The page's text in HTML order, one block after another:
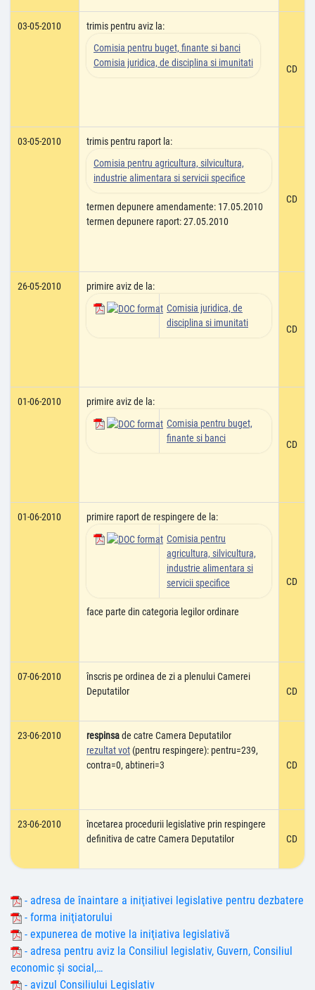
03-05-2010
trimis pentru aviz la:
Comisia pentru buget, finante si banci
Comisia juridica, de disciplina si imunitati
CD
03-05-2010
trimis pentru raport la:
Comisia pentru agricultura, silvicultura,
industrie alimentara si servicii specifice
termen depunere amendamente: 17.05.2010
termen depunere raport: 27.05.2010
CD
26-05-2010
primire aviz de la:
Comisia juridica, de
disciplina si imunitati
CD
01-06-2010
primire aviz de la:
Comisia pentru buget,
finante si banci
CD
01-06-2010
primire raport de respingere de la:
Comisia pentru
agricultura, silvicultura,
industrie alimentara si
servicii specifice
face parte din categoria legilor ordinare
CD
07-06-2010
înscris pe ordinea de zi a plenului Camerei
Deputatilor
CD
23-06-2010 respinsade catre Camera Deputatilor
rezultat vot (pentru respingere): pentru=239,
contra=0, abtineri=3
CD
23-06-2010
încetarea procedurii legislative prin respingere
definitiva de catre Camera Deputatilor
CD
- adresa de înaintare a iniţiativei legislative pentru dezbatere
- forma iniţiatorului
- expunerea de motive la iniţiativa legislativă
- adresa pentru aviz la Consiliul legislativ, Guvern, Consiliul
economic şi social,…
- avizul Consiliului Legislativ